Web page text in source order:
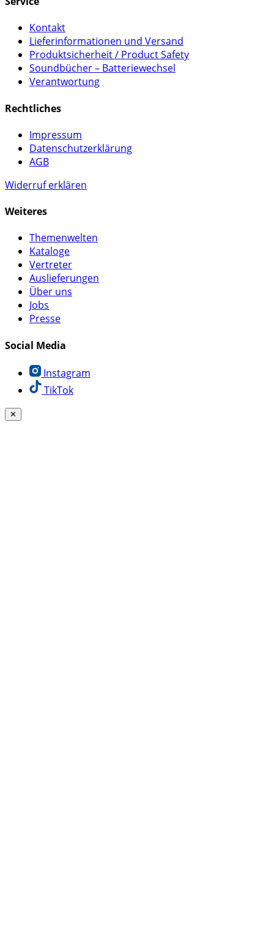
Kontakt
Lieferinformationen und Versand
Produktsicherheit / Product Safety
Soundbücher – Batteriewechsel
Verantwortung
Rechtliches
Impressum
Datenschutzerklärung
AGB
Widerruf erklären
Weiteres
Themenwelten
Kataloge
Vertreter
Auslieferungen
Über uns
Jobs
Presse
Social Media
Instagram
TikTok
✕